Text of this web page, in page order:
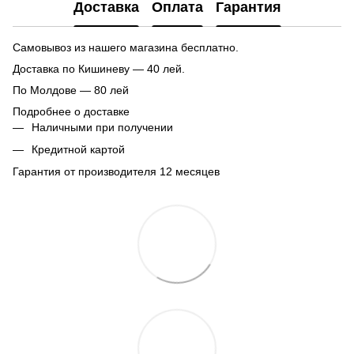
Доставка Оплата Гарантия
Самовывоз из нашего магазина бесплатно.
Доставка по Кишиневу — 40 лей.
По Молдове — 80 лей
Подробнее о доставке
Наличными при получении
Кредитной картой
Гарантия от производителя 12 месяцев